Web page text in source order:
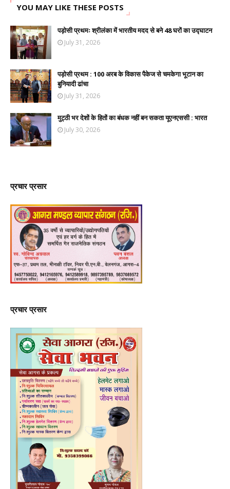
YOU MAY LIKE THESE POSTS
पड़ोसी प्रथमः श्रीलंका में भारतीय मदद से बने 48 घरों का उद्घाटन
July 31, 2026
पड़ोसी प्रथम : 100 अरब के विकास पैकेज से चमकेगा भूटान का
बुनियादी ढांचा
July 31, 2026
मुट्ठी भर देशों के हितों का बंधक नहीं बन सकता यूएनएससी : भारत
July 30, 2026
प्रचार प्रसार
प्रचार प्रसार